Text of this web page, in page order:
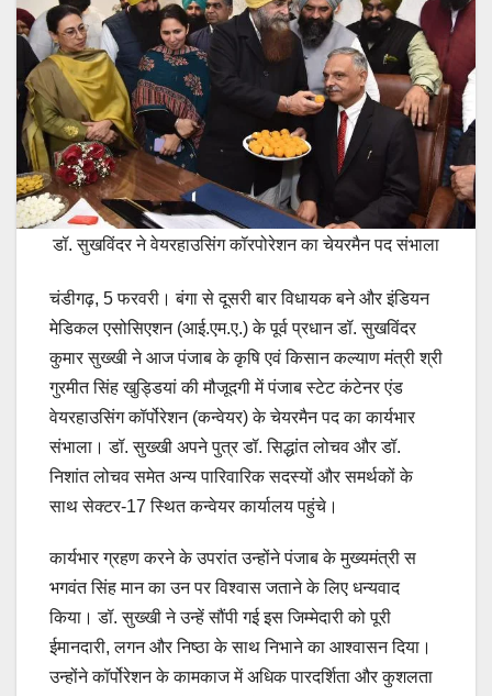
डॉ. सुखविंदर ने वेयरहाउसिंग कॉरपोरेशन का चेयरमैन पद संभाला
चंडीगढ़, 5 फरवरी। बंगा से दूसरी बार विधायक बने और इंडियन
मेडिकल एसोसिएशन (आई.एम.ए.) के पूर्व प्रधान डॉ. सुखविंदर
कुमार सुख्खी ने आज पंजाब के कृषि एवं किसान कल्याण मंत्री श्री
गुरमीत सिंह खुड्डियां की मौजूदगी में पंजाब स्टेट कंटेनर एंड
वेयरहाउसिंग कॉर्पोरेशन (कन्वेयर) के चेयरमैन पद का कार्यभार
संभाला। डॉ. सुख्खी अपने पुत्र डॉ. सिद्धांत लोचव और डॉ.
निशांत लोचव समेत अन्य पारिवारिक सदस्यों और समर्थकों के
साथ सेक्टर-17 स्थित कन्वेयर कार्यालय पहुंचे।
कार्यभार ग्रहण करने के उपरांत उन्होंने पंजाब के मुख्यमंत्री स
भगवंत सिंह मान का उन पर विश्वास जताने के लिए धन्यवाद
किया। डॉ. सुख्खी ने उन्हें सौंपी गई इस जिम्मेदारी को पूरी
ईमानदारी, लगन और निष्ठा के साथ निभाने का आश्वासन दिया।
उन्होंने कॉर्पोरेशन के कामकाज में अधिक पारदर्शिता और कुशलता